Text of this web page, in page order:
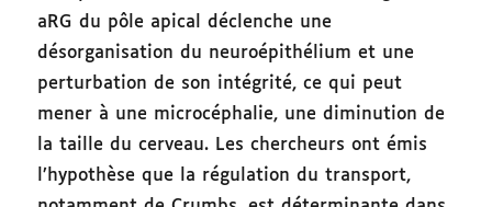
aRG du pôle apical déclenche une
désorganisation du neuroépithélium et une
perturbation de son intégrité, ce qui peut
mener à une microcéphalie, une diminution de
la taille du cerveau. Les chercheurs ont émis
l’hypothèse que la régulation du transport,